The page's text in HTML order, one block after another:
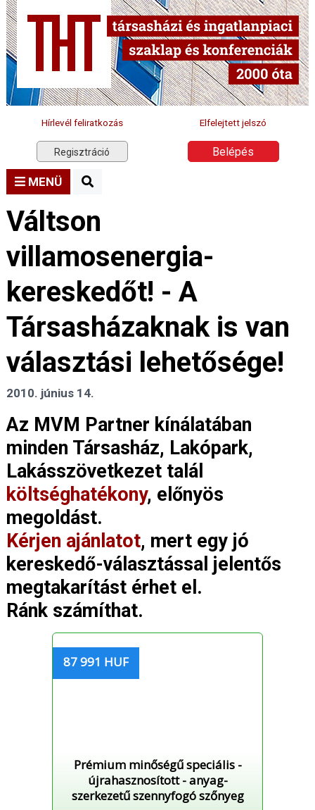
Hírlevél feliratkozás Elfelejtett jelszó
Regisztráció Belépés
MENÜ
Váltson
villamosenergia-
kereskedőt! - A
Társasházaknak is van
választási lehetősége!
2010. június 14.
Az MVM Partner kínálatában
minden Társasház, Lakópark,
Lakásszövetkezet talál
költséghatékony, előnyös
megoldást.
Kérjen ajánlatot, mert egy jó
kereskedő-választással jelentős
megtakarítást érhet el.
Ránk számíthat.
87 991 HUF
Prémium minőségű speciális -
újrahasznosított - anyag-
szerkezetű szennyfogó szőnyeg